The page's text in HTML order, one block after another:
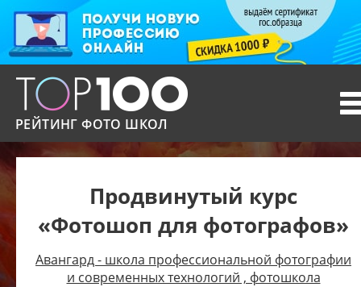
РЕЙТИНГ ФОТО ШКОЛ
Продвинутый курс
«Фотошоп для фотографов»
Авангард - школа профессиональной фотографии
и современных технологий , фотошкола